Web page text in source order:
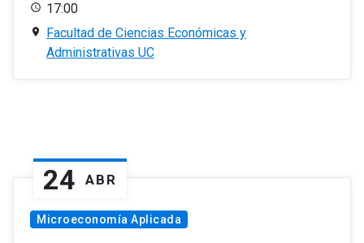
17:00
Facultad de Ciencias Económicas y
Administrativas UC
24 ABR
Microeconomía Aplicada